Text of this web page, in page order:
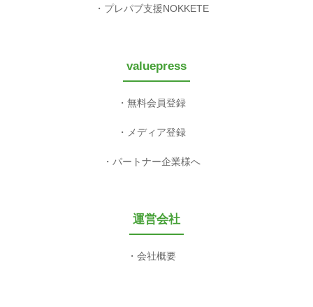
プレパブ支援NOKKETE
valuepress
無料会員登録
メディア登録
パートナー企業様へ
運営会社
会社概要